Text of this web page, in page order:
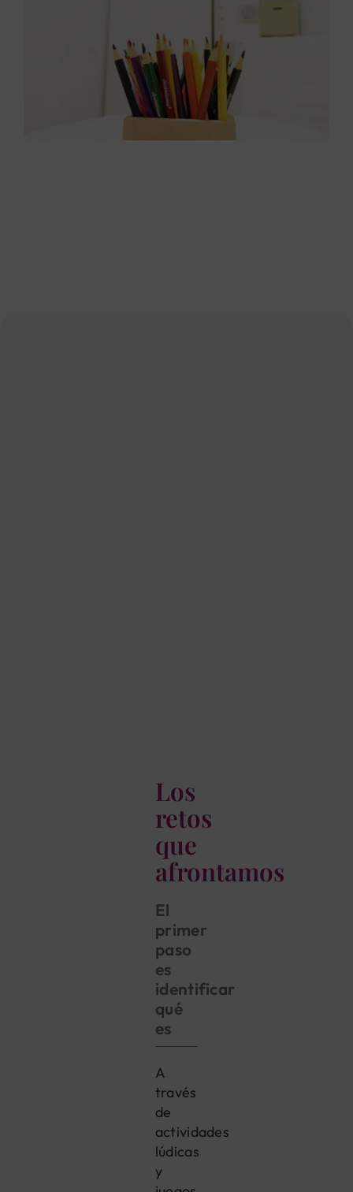
Los
retos
que
afrontamos
El
primer
paso
es
identificar
qué
es
A
través
de
actividades
lúdicas
y